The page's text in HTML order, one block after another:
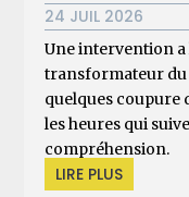
24 JUIL 2026
Une intervention
transformateur du
quelques coupure
les heures qui
compréhension.
LIRE PLUS